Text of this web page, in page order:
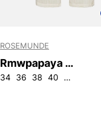
35 36
ROSEMUNDE
Rmwpapaya Mw Trousers
34 36 38 40 42